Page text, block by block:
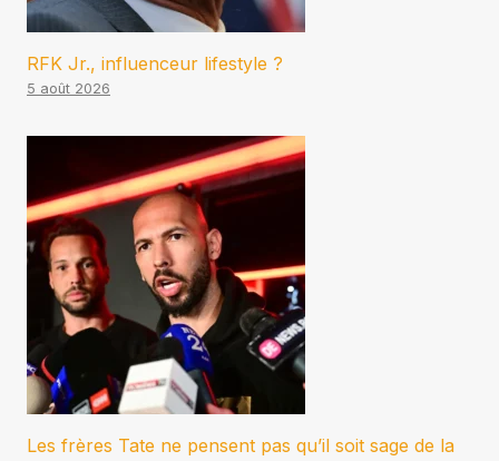
RFK Jr., influenceur lifestyle ?
5 août 2026
Les frères Tate ne pensent pas qu’il soit sage de la